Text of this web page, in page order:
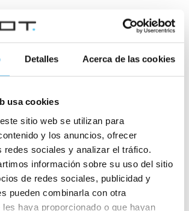
Detalles Acerca de las cookies
usa cookies
sitio web se utilizan para
y los anuncios, ofrecer
redes sociales y analizar el tráfico.
información sobre su uso del sitio
de redes sociales, publicidad y
pueden combinarla con otra
les haya proporcionado o que hayan
a las necesidades del hotel y se integre con
maximizar los beneficios y mejorar la
hotelera. Con datos y analíticas en tiempo
que aumenten los ingresos y la rentabilidad.
la necesidad de introducir datos
satisfacción y fidelidad de los huéspedes y en
en el mercado.
para saber más sobre cómo las soluciones
los proveedores de tecnología existentes para
perfecto para tu hotel. Obtén más
los distintos tipos de tecnología hotelera